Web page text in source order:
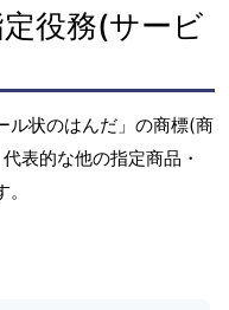
役務(サービ
ル状のはんだ」の商標(商
表的な他の指定商品・